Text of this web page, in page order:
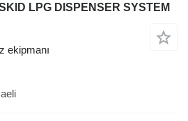
LPG DISPENSER SYSTEM
ekipmanı